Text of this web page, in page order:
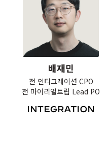
배재민
전 인티그레이션 CPO
전 마이리얼트립 Lead PO